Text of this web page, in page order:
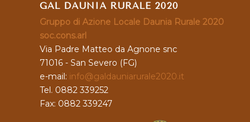
GAL DAUNIA RURALE 2020
Gruppo di Azione Locale Daunia Rurale 2020
soc.cons.arl
Via Padre Matteo da Agnone snc
71016 - San Severo (FG)
e-mail: info@galdauniarurale2020.it
Tel. 0882 339252
Fax: 0882 339247